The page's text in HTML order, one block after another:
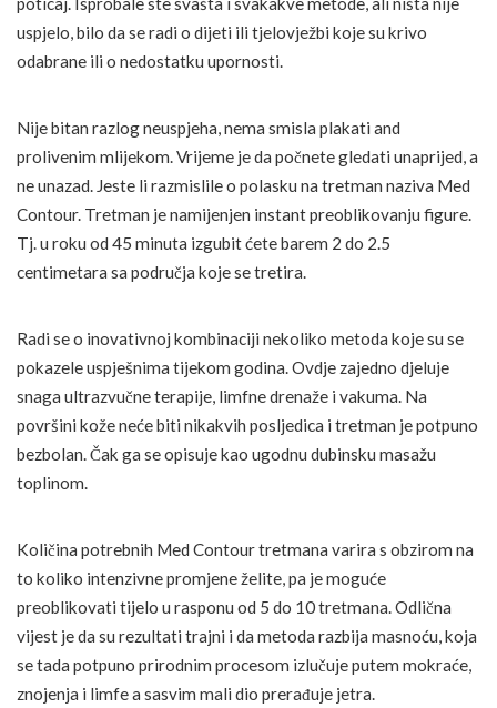
uspjelo, bilo da se radi o dijeti ili tjelovježbi koje su krivo
odabrane ili o nedostatku upornosti.
Nije bitan razlog neuspjeha, nema smisla plakati and
prolivenim mlijekom. Vrijeme je da počnete gledati unaprijed, a
ne unazad. Jeste li razmislile o polasku na tretman naziva Med
Contour. Tretman je namijenjen instant preoblikovanju figure.
Tj. u roku od 45 minuta izgubit ćete barem 2 do 2.5
centimetara sa područja koje se tretira.
Radi se o inovativnoj kombinaciji nekoliko metoda koje su se
pokazele uspješnima tijekom godina. Ovdje zajedno djeluje
snaga ultrazvučne terapije, limfne drenaže i vakuma. Na
površini kože neće biti nikakvih posljedica i tretman je potpuno
bezbolan. Čak ga se opisuje kao ugodnu dubinsku masažu
toplinom.
Količina potrebnih Med Contour tretmana varira s obzirom na
to koliko intenzivne promjene želite, pa je moguće
preoblikovati tijelo u rasponu od 5 do 10 tretmana. Odlična
vijest je da su rezultati trajni i da metoda razbija masnoću, koja
se tada potpuno prirodnim procesom izlučuje putem mokraće,
znojenja i limfe a sasvim mali dio prerađuje jetra.